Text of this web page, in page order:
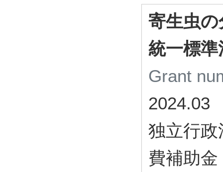
寄生虫
統一標
Grant
2024.03
独立行
費補助